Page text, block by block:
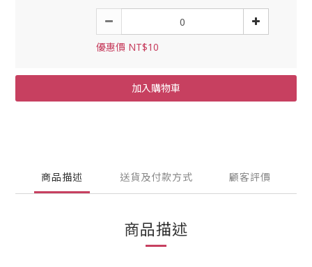
優惠價 NT$10
加入購物車
商品描述 送貨及付款方式 顧客評價
商品描述